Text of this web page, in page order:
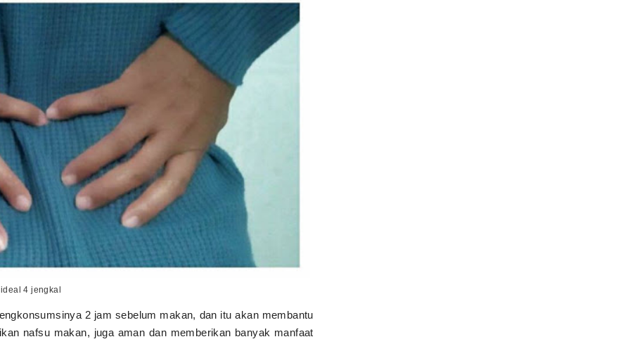
ideal 4 jengkal
2 jam sebelum makan, dan itu akan membantu
nafsu makan, juga aman dan memberikan banyak manfaat